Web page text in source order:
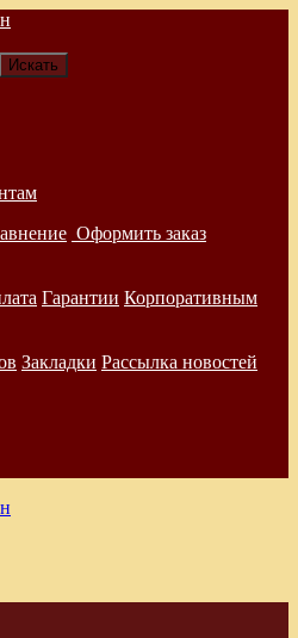
Оформить заказ
Гарантии Корпоративным
Закладки Рассылка новостей